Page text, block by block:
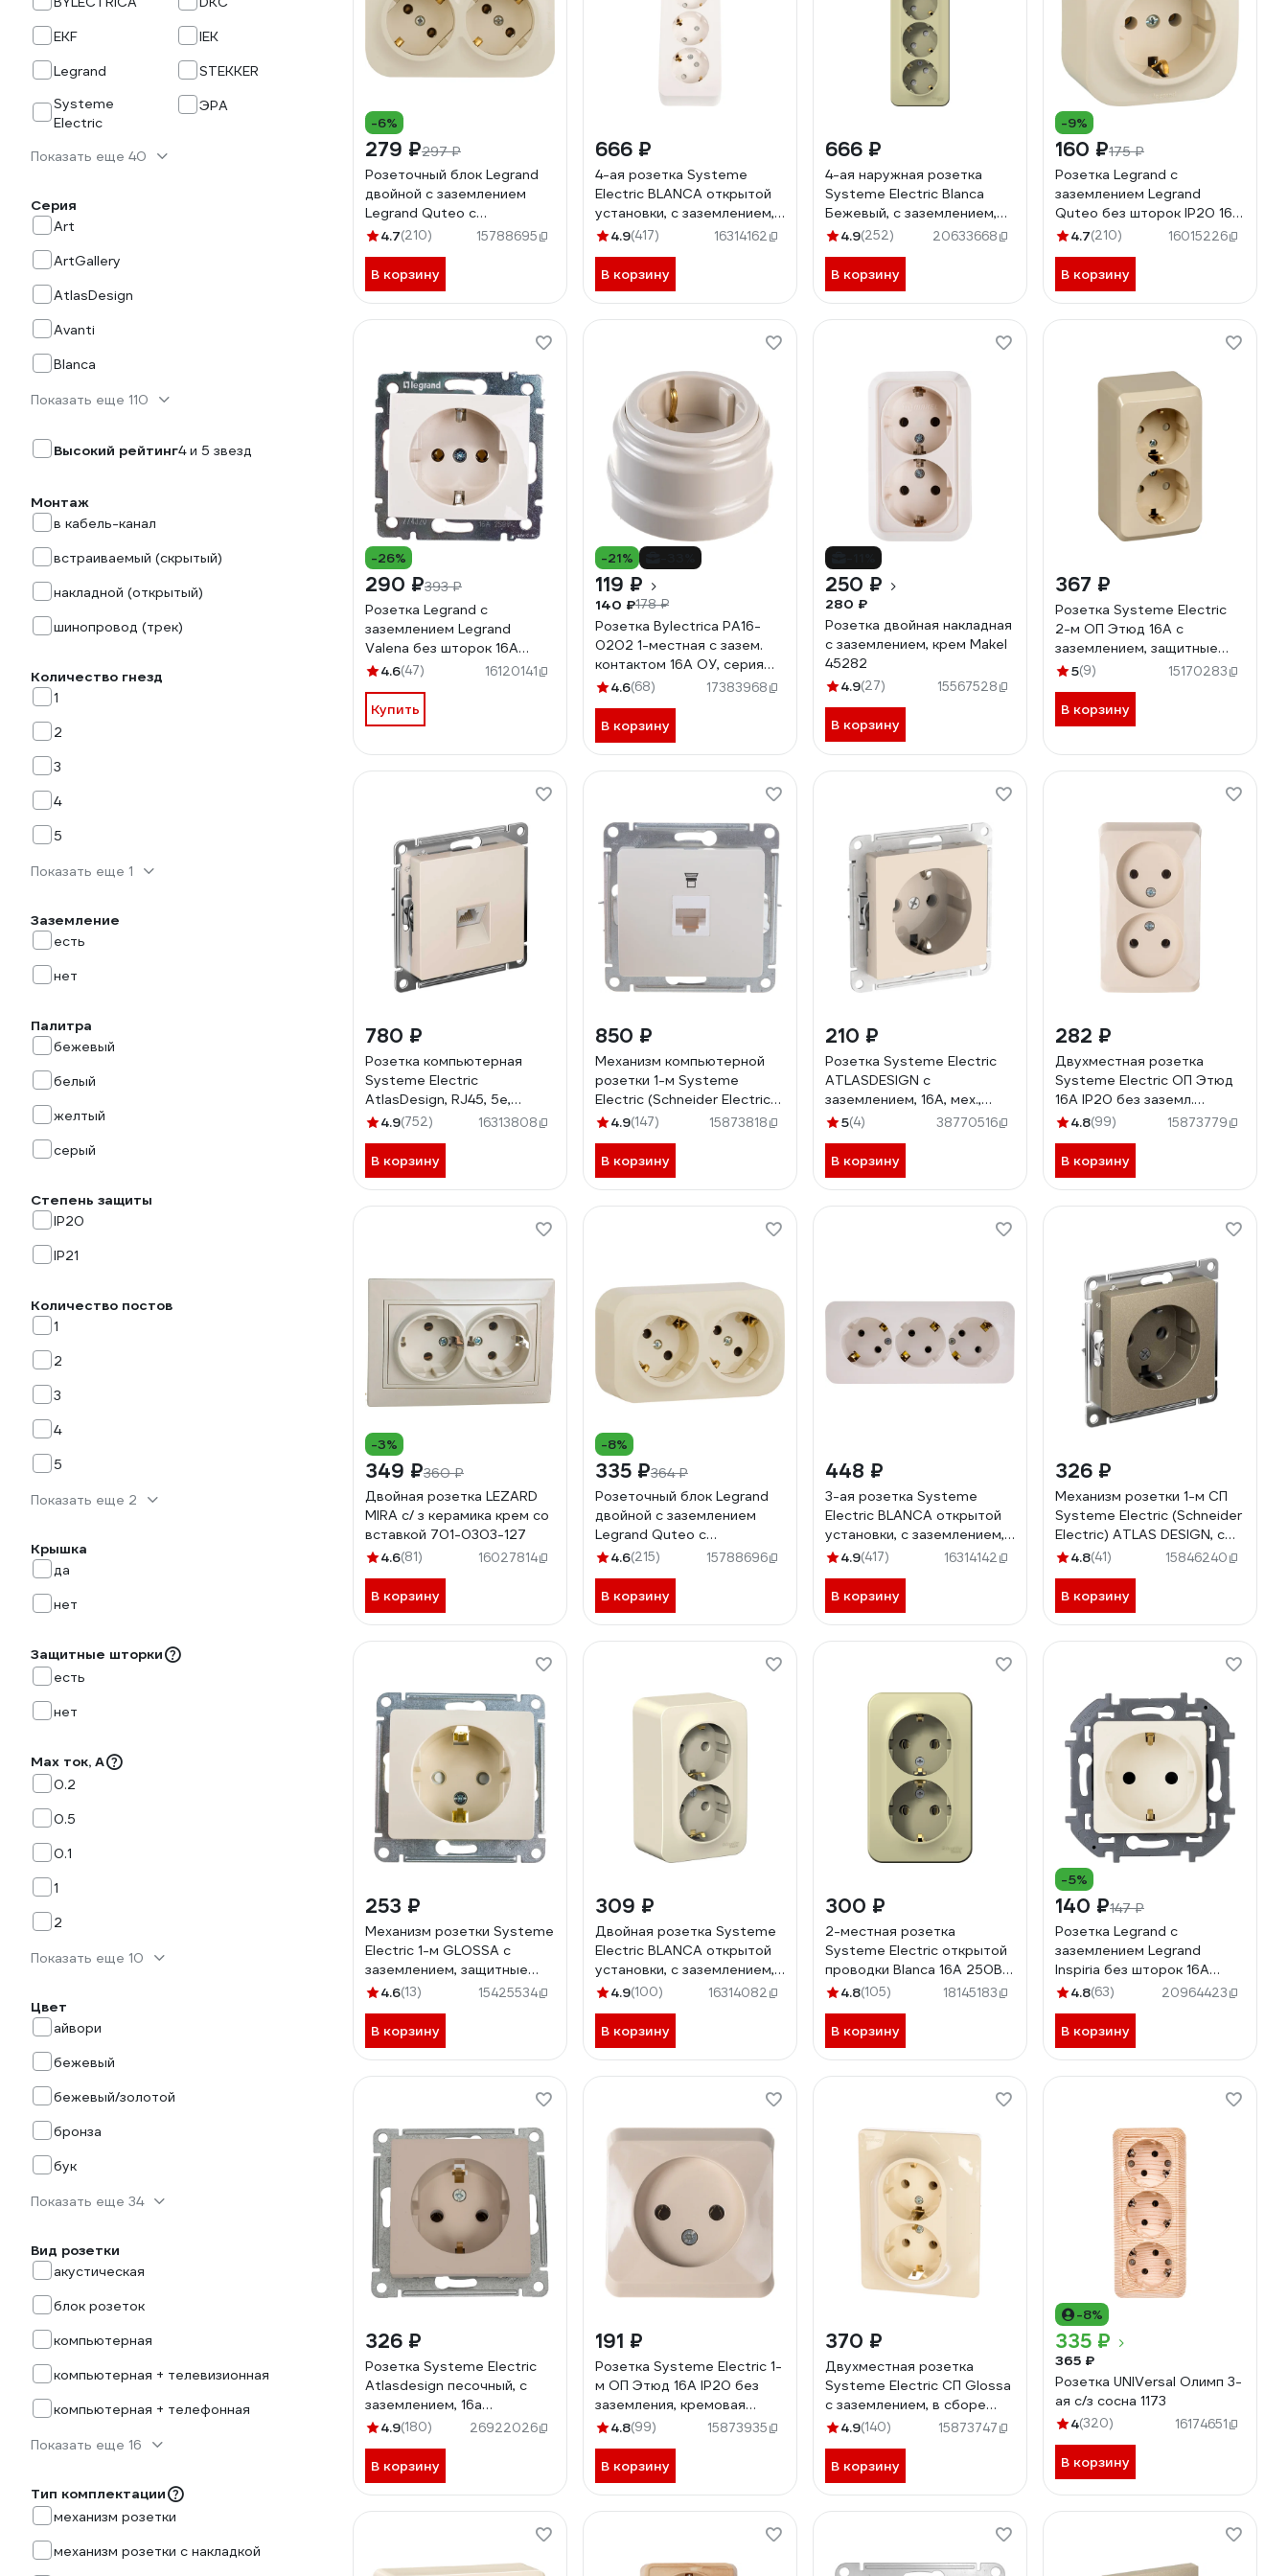
EKF
IEK
Legrand
STEKKER
Systeme
Electric
ЭРА
Показать еще 40
Серия
Art
ArtGallery
AtlasDesign
Avanti
Blanca
Показать еще 110
Высокий рейтинг4 и 5 звезд
Монтаж
в кабель-канал
встраиваемый (скрытый)
накладной (открытый)
шинопровод (трек)
Количество гнезд
1
2
3
4
5
Показать еще 1
Заземление
есть
нет
Палитра
бежевый
белый
желтый
серый
Степень защиты
IP20
IP21
Количество постов
1
2
3
4
5
Показать еще 2
Крышка
да
нет
Защитные шторки
есть
нет
Max ток, А
0.2
0.5
0.1
1
2
Показать еще 10
Цвет
айвори
бежевый
бежевый/золотой
бронза
бук
Показать еще 34
Вид розетки
акустическая
блок розеток
компьютерная
компьютерная + телевизионная
компьютерная + телефонная
Показать еще 16
Тип комплектации
механизм розетки
механизм розетки с накладкой
-6%
279 ₽297 ₽
Розеточный блок Legrand
двойной с заземлением
Legrand Quteo с
предварительным
IP20 16А 250В винтовые
зажимы накладной монтаж
слоновая кость 782263
4.7(210) 15788695
В корзину
666 ₽
4-ая розетка Systeme
Electric BLANCA открытой
установки, с заземлением,
со шторк, молочный
4.9(417) 16314162
В корзину
666 ₽
4-ая наружная розетка
Systeme Electric Blanca
Бежевый, с заземлением,
со шторками,
BLNRA011417
4.9(252) 20633668
В корзину
-9%
160 ₽175 ₽
Розетка Legrand с
заземлением Legrand
Quteo без шторок IP20 16А
250В винтовые зажимы
слоновая кость 782241
4.7(210) 16015226
В корзину
-26%
290 ₽393 ₽
Розетка Legrand с
заземлением Legrand
Valena без шторок 16А
250В винтовые зажимы
4.6(47) 16120141
Купить
-21%
119 ₽
140 ₽178 ₽
Розетка Bylectrica РА16-
0202 1-местная с зазем.
контактом 16А ОУ, серия
РЕТРО, бежевый
4.6(68) 17383968
В корзину
250 ₽
280 ₽
Розетка двойная накладная
с заземлением, крем Makel
45282
4.9(27) 15567528
В корзину
367 ₽
Розетка Systeme Electric
2-м ОП Этюд 16А с
заземлением, защитные
шторки, кремовый SchE
5(9) 15170283
В корзину
780 ₽
Розетка компьютерная
Systeme Electric
AtlasDesign, RJ45, 5e,
механизм, Бежевый
4.9(752) 16313808
В корзину
850 ₽
Механизм компьютерной
розетки 1-м Systeme
Electric (Schneider Electric)
Glossa, RJ45, бежевый, арт.
4.9(147) 15873818
В корзину
210 ₽
Розетка Systeme Electric
ATLASDESIGN с
заземлением, 16А, мех.,
быстрозажим. клем.,
5(4) 38770516
В корзину
282 ₽
Двухместная розетка
Systeme Electric ОП Этюд
16А IP20 без заземл.
кремовая PA16-005K
4.8(99) 15873779
В корзину
-3%
349 ₽360 ₽
Двойная розетка LEZARD
MIRA с/ з керамика крем со
вставкой 701-0303-127
4.6(81) 16027814
В корзину
-8%
335 ₽364 ₽
Розеточный блок Legrand
двойной с заземлением
Legrand Quteo с
предварительным
шторками IP20 16А 250В
винтовые зажимы
накладной монтаж
4.6(215) 15788696
В корзину
448 ₽
3-ая розетка Systeme
Electric BLANCA открытой
установки, с заземлением,
без шторок, молочный
4.9(417) 16314142
В корзину
326 ₽
Механизм розетки 1-м СП
Systeme Electric (Schneider
Electric) ATLAS DESIGN, с
заземлением, 16 А,
4.8(41) 15846240
В корзину
253 ₽
Механизм розетки Systeme
Electric 1-м GLOSSA с
заземлением, защитные
шторки, бежевый SchE
4.6(13) 15425534
В корзину
309 ₽
Двойная розетка Systeme
Electric BLANCA открытой
установки, с заземлением,
без шторок, молочный
4.9(100) 16314082
В корзину
300 ₽
2-местная розетка
Systeme Electric открытой
проводки Blanca 16А 250В с
заземлением бежевая
4.8(105) 18145183
В корзину
-5%
140 ₽147 ₽
Розетка Legrand с
заземлением Legrand
Inspiria без шторок 16А
250В винтовые зажимы
4.8(63) 20964423
В корзину
326 ₽
Розетка Systeme Electric
Atlasdesign песочный, с
заземлением, 16а
ATN001243
4.9(180) 26922026
В корзину
191 ₽
Розетка Systeme Electric 1-
м ОП Этюд 16А IP20 без
заземления, кремовая
PA16-001K
4.8(99) 15873935
В корзину
370 ₽
Двухместная розетка
Systeme Electric СП Glossa
с заземлением, в сборе
бежевая GSL000224
4.9(140) 15873747
В корзину
-8%
335 ₽
365 ₽
Розетка UNIVersal Олимп 3-
ая с/з сосна 1173
4(320) 16174651
В корзину